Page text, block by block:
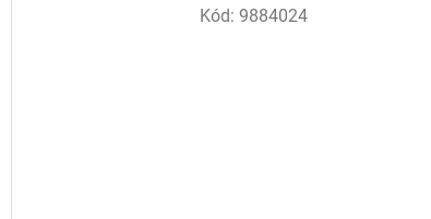
Kód: 9884024